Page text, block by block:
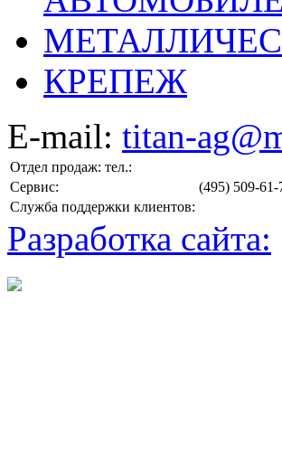
КРЕПЕЖ
E-mail: titan-
Отдел продаж: тел.:
(495) 509-61-
Сервис:
Служба поддержки клиентов:
Разработка сайта: